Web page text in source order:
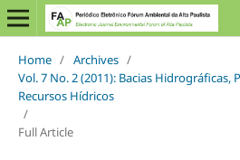
Home / Archives /
Vol. 7 No. 2 (2011): Bacias Hidrográficas,
Recursos Hídricos
/
Full Article